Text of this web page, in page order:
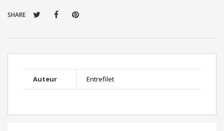
SHARE
Auteur Entrefilet